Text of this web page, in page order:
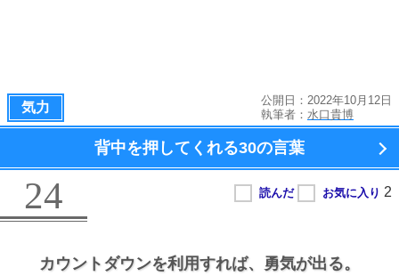
気力
公開日：2022年10月12日
執筆者： 水口貴博
背中を押してくれる30の言葉
24
カウントダウンを利用すれば、 勇気が出る。